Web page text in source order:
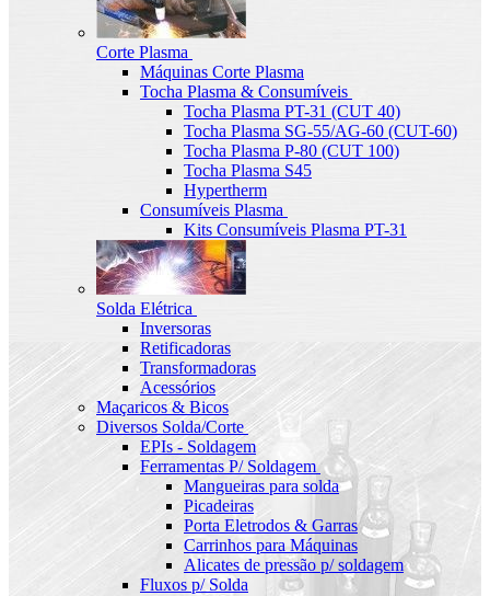
Corte Plasma
Máquinas Corte Plasma
Tocha Plasma & Consumíveis
Tocha Plasma PT-31 (CUT 40)
Tocha Plasma SG-55/AG-60 (CUT-60)
Tocha Plasma P-80 (CUT 100)
Tocha Plasma S45
Hypertherm
Consumíveis Plasma
Kits Consumíveis Plasma PT-31
Solda Elétrica
Inversoras
Retificadoras
Transformadoras
Acessórios
Maçaricos & Bicos
Diversos Solda/Corte
EPIs - Soldagem
Ferramentas P/ Soldagem
Mangueiras para solda
Picadeiras
Porta Eletrodos & Garras
Carrinhos para Máquinas
Alicates de pressão p/ soldagem
Fluxos p/ Solda